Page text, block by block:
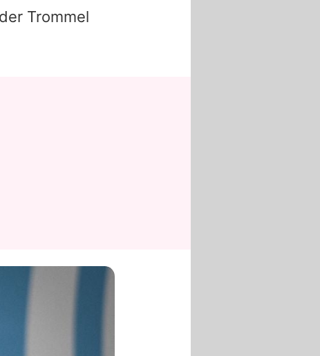
Trommel